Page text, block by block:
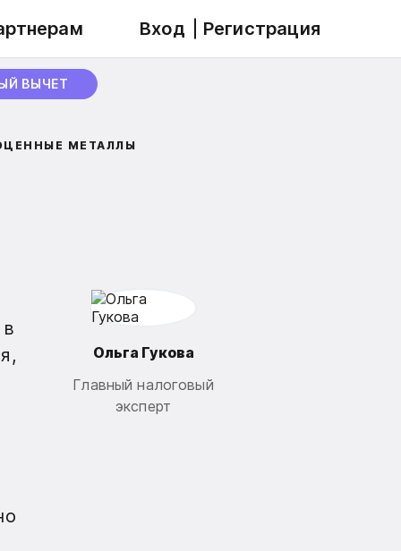
Вход Регистрация
ВЫЧЕТ
МЕТАЛЛЫ
Ольга Гукова
Главный налоговый
эксперт